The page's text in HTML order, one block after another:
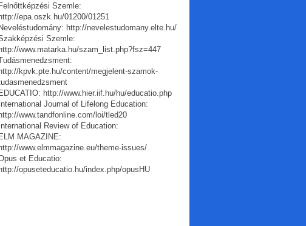
Felnőttképzési Szemle:
http://epa.oszk.hu/01200/01251
Neveléstudomány: http://nevelestudomany.elte.hu/
Szemle:
http://www.matarka.hu/szam_list.php?fsz=447
http://kpvk.pte.hu/content/megjelent-szamok-
EDUCATIO: http://www.hier.iif.hu/hu/educatio.php
International Journal of Lifelong Education:
http://www.tandfonline.com/loi/tled20
International Review of Education:
ELM MAGAZINE:
http://www.elmmagazine.eu/theme-issues/
et Educatio:
http://opuseteducatio.hu/index.php/opusHU